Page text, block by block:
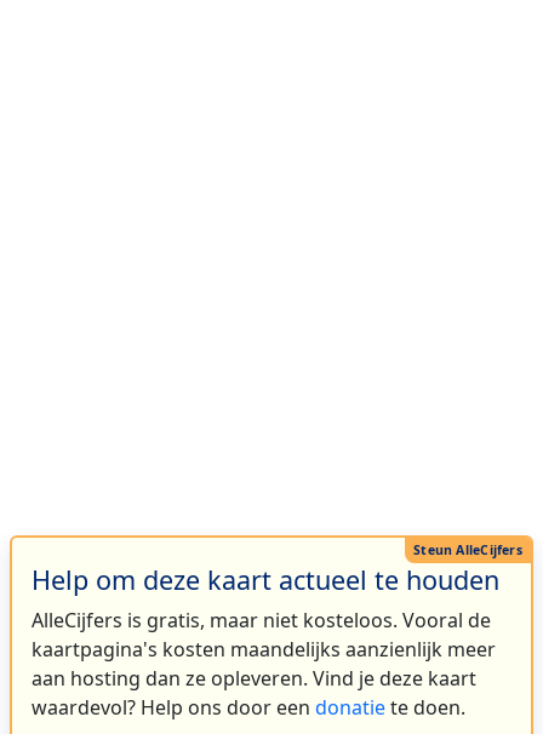
Help om deze kaart actueel te houden
AlleCijfers is gratis, maar niet kosteloos. Vooral de
kaartpagina's kosten maandelijks aanzienlijk meer
aan hosting dan ze opleveren. Vind je deze kaart
waardevol? Help ons door een donatiete doen.